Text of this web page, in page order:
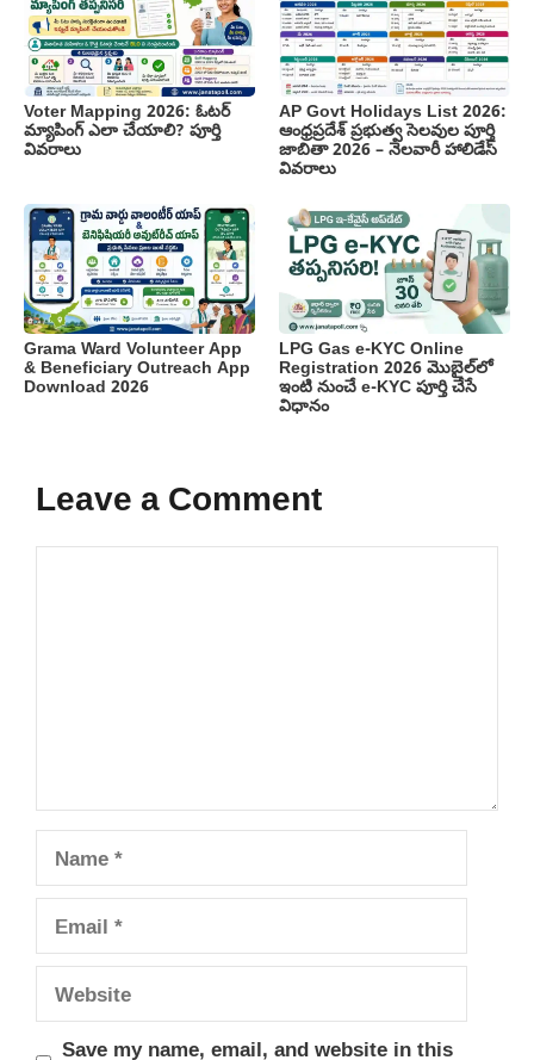
Voter Mapping 2026: ఓటర్
మ్యాపింగ్ ఎలా చేయాలి? పూర్తి
వివరాలు
AP Govt Holidays List 2026:
ఆంధ్రప్రదేశ్ ప్రభుత్వ సెలవుల పూర్తి
జాబితా 2026 – నెలవారీ హాలిడేస్
వివరాలు
Grama Ward Volunteer App
& Beneficiary Outreach App
Download 2026
LPG Gas e-KYC Online
Registration 2026 మొబైల్‌లో
ఇంటి నుంచే e-KYC పూర్తి చేసే
విధానం
Leave a Comment
Comment
Name
Email
Website
Save my name, email, and website in this